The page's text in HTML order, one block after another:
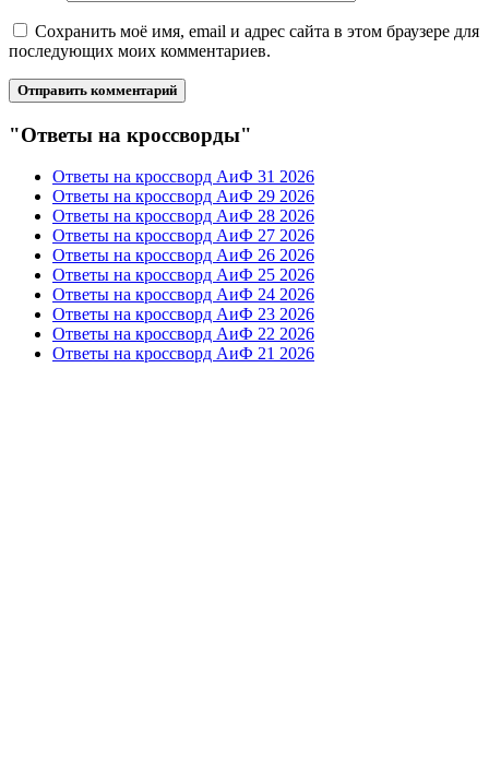
Сохранить моё имя, email и адрес сайта в этом браузере для
последующих моих комментариев.
"Ответы на кроссворды"
Ответы на кроссворд АиФ 31 2026
Ответы на кроссворд АиФ 29 2026
Ответы на кроссворд АиФ 28 2026
Ответы на кроссворд АиФ 27 2026
Ответы на кроссворд АиФ 26 2026
Ответы на кроссворд АиФ 25 2026
Ответы на кроссворд АиФ 24 2026
Ответы на кроссворд АиФ 23 2026
Ответы на кроссворд АиФ 22 2026
Ответы на кроссворд АиФ 21 2026